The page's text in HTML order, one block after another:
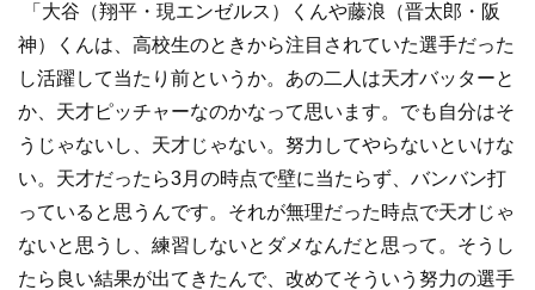
「大谷（翔平・現エンゼルス）くんや藤浪（晋太郎・阪
神）くんは、高校生のときから注目されていた選手だった
し活躍して当たり前というか。あの二人は天才バッターと
か、天才ピッチャーなのかなって思います。でも自分はそ
うじゃないし、天才じゃない。努力してやらないといけな
い。天才だったら3月の時点で壁に当たらず、バンバン打
っていると思うんです。それが無理だった時点で天才じゃ
ないと思うし、練習しないとダメなんだと思って。そうし
たら良い結果が出てきたんで、改めてそういう努力の選手